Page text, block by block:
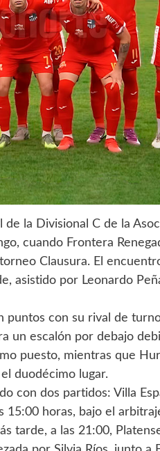
la Divisional C de la
cuando Frontera
Clausura. El
asistido por Leonardo
puntos con su rival de
un escalón por debajo
puesto, mientras que
duodécimo lugar.
con dos partidos: Villa
15:00 horas, bajo el
tarde, a las 21:00,